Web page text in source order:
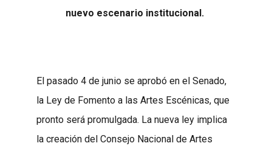
nuevo escenario institucional.
El pasado 4 de junio se aprobó en el Senado,
la Ley de Fomento a las Artes Escénicas, que
pronto será promulgada. La nueva ley implica
la creación del Consejo Nacional de Artes